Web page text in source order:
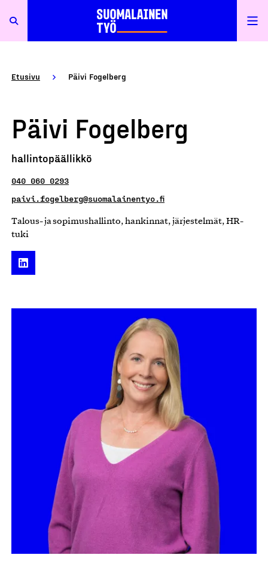
Etusivu Päivi Fogelberg
Päivi Fogelberg
hallintopäällikkö
040 060 0293
paivi.fogelberg@suomalainentyo.fi
Talous- ja sopimushallinto, hankinnat, järjestelmät, HR-
tuki